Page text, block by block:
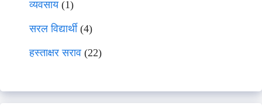
व्यवसाय(1)
सरल विद्यार्थी(4)
हस्ताक्षर सराव (22)